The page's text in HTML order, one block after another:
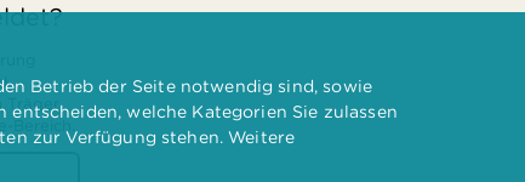
Betrieb der Seite notwendig sind, sowie
welche Kategorien Sie zulassen
zur Verfügung stehen. Weitere